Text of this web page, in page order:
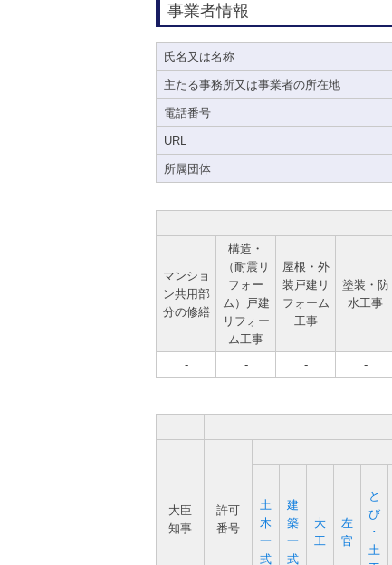
事業者情報
氏名又は名称
主たる事務所又は事業者の所在地
電話番号
URL
所属団体
マンショ
ン共用部
分の修繕
構造・
（耐震リ
フォー
ム）戸建
リフォー
ム工事
屋根・外
装戸建リ
フォーム
工事
塗装・防
水工事
- - - -
大臣
知事
許可
番号
土
木
一
式
建
築
一
式
大
工
左
官
と
び
･
土